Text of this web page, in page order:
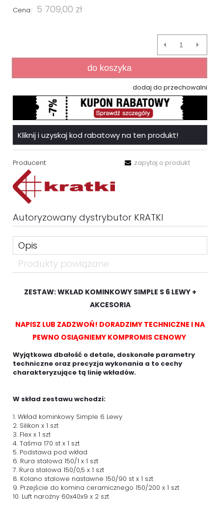
Cena: 5 709,00 zł
do koszyka
dodaj do przechowalni
Kliknij i uzyskaj kod rabatowy na ten produkt!
Producent: zapytaj o produkt
Autoryzowany dystrybutor KRATKI
Opis
Produkty powiązane
ZESTAW: WKŁAD KOMINKOWY SIMPLE S 6 LEWY +
AKCESORIA
NAPISZ LUB ZADZWOŃ! DORADZIMY TECHNICZNE I NA
PEWNO OSIĄGNIEMY KOMPROMIS CENOWY
Wyjątkowa dbałość o detale, doskonałe parametry
techniczne oraz precyzja wykonania a to cechy
charakteryzujące tą linię wkładów.
W skład zestawu wchodzi:
1. Wkład kominkowy Simple 6 Lewy
2. Silikon x 1 szt
3. Flex x 1 szt
4. Taśma 170 st x 1 szt
5. Podstawa pod wkład
6. Rura stalowa 150/1 x 1 szt
7. Rura stalowa 150/0,5 x 1 szt
8. Kolano stalowe nastawne 150/90 st x 1 szt
9. Przejście do komina ceramicznego 150/200 x 1 szt
10. Luft narożny 60x40x9 x 2 szt